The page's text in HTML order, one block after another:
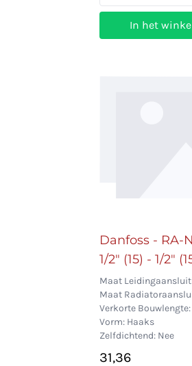
In het
Danfoss - RA-
1/2" (15) - 1/2"
Maat
Maat
Verkorte Bouwlengte:
Vorm: Haaks
Zelfdichtend: Nee
31,36